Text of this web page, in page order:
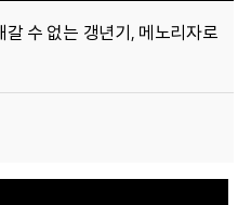
수 없는 갱년기, 메노리자로